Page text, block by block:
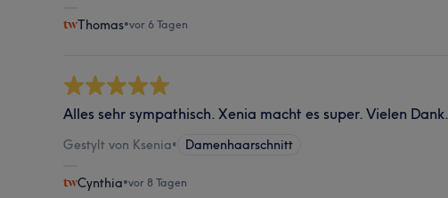
Thomas•vor 6 Tagen
Alles sehr sympathisch. Xenia macht es super. Vielen Dank.
Gestylt von Ksenia• Damenhaarschnitt
Cynthia•vor 8 Tagen